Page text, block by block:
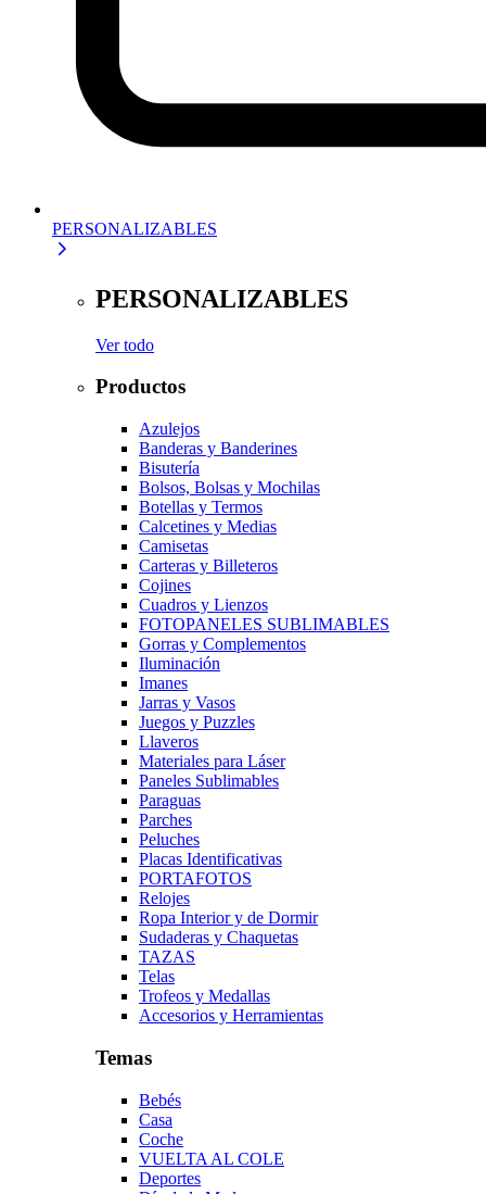
PERSONALIZABLES
PERSONALIZABLES
Ver todo
Productos
Azulejos
Banderas y Banderines
Bisutería
Bolsos, Bolsas y Mochilas
Botellas y Termos
Calcetines y Medias
Camisetas
Carteras y Billeteros
Cojines
Cuadros y Lienzos
FOTOPANELES SUBLIMABLES
Gorras y Complementos
Iluminación
Imanes
Jarras y Vasos
Juegos y Puzzles
Llaveros
Materiales para Láser
Paneles Sublimables
Paraguas
Parches
Peluches
Placas Identificativas
PORTAFOTOS
Relojes
Ropa Interior y de Dormir
Sudaderas y Chaquetas
TAZAS
Telas
Trofeos y Medallas
Accesorios y Herramientas
Temas
Bebés
Casa
Coche
VUELTA AL COLE
Deportes